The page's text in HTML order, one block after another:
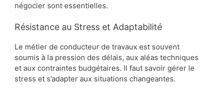
négocier sont essentielles.
Résistance au Stress et Adaptabilité
Le métier de conducteur de travaux est souvent
soumis à la pression des délais, aux aléas techniques
et aux contraintes budgétaires. Il faut savoir gérer le
stress et s’adapter aux situations changeantes.